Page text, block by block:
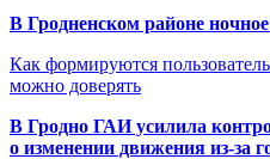
В Гродненском районе
Как формируются
можно доверять
В Гродно ГАИ усилила
о изменении движения из-за